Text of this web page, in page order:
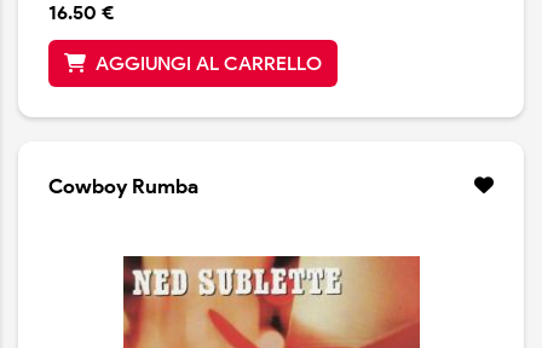
16.50 €
AGGIUNGI AL CARRELLO
Cowboy Rumba